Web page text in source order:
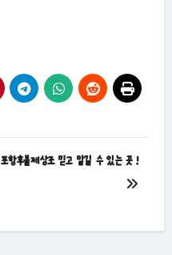
포항후불제상조 믿고 맡길 수 있는 곳 !